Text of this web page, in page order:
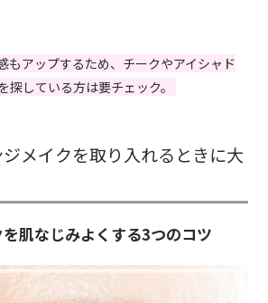
もアップするため、チークやアイシャド
探している方は要チェック。
メイクを取り入れるときに大
肌なじみよくする3つのコツ